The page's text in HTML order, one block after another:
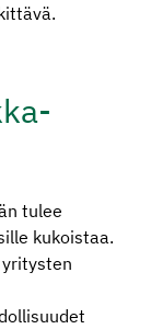
tulee
kukoistaa.